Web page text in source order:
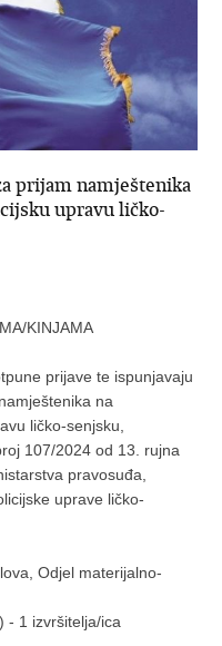
prijam namještenika
upravu ličko-
KINJAMA
prijave te ispunjavaju
na
ličko-senjsku,
107/2024 od 13. rujna
pravosuđa,
uprave ličko-
Odjel materijalno-
1 izvršitelja/ica